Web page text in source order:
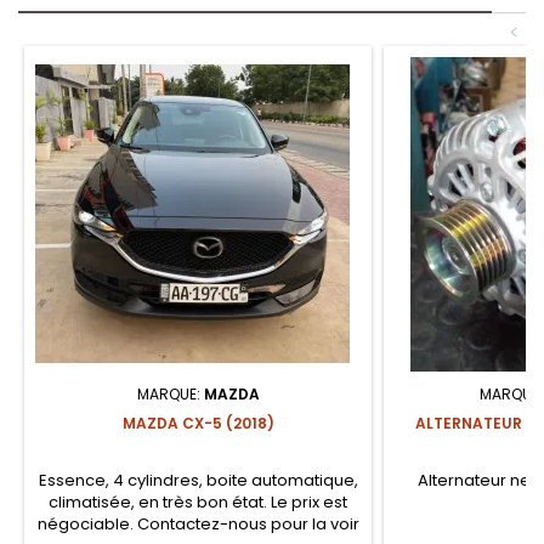
<
MARQUE: MAZDA
MAZDA CX-5 (2018)
Essence, 4 cylindres, boite automatique,
climatisée, en très bon état. Le prix est
négociable. Contactez-nous pour la voir
ALTERNATEUR
Alternateur